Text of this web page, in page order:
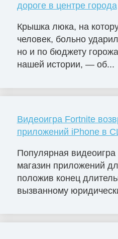
дороге в центре города
Крышка люка, на
человек, больно
но и по бюджету
нашей истории, — об...
Видеоигра Fortnite
приложений iPhone в
Популярная
магазин приложений
положив конец
вызванному